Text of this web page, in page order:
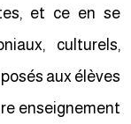
et ce en se
culturels,
aux élèves
enseignement